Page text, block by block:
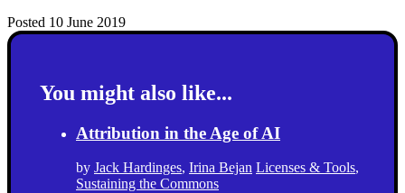
Posted 10 June 2019
You might also like...
Attribution in the Age of AI
by Jack Hardinges, Irina Bejan Licenses & Tools,
Sustaining the Commons